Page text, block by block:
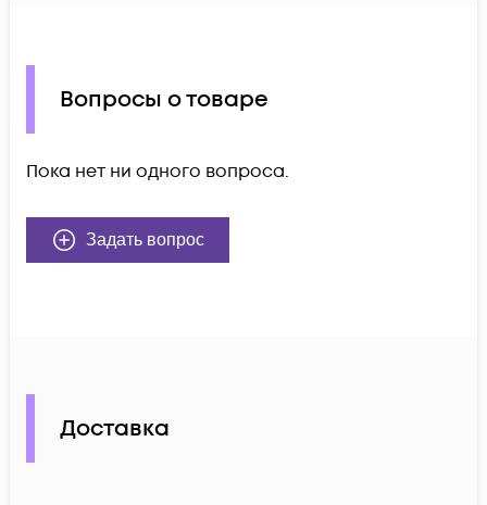
Вопросы о товаре
Пока нет ни одного вопроса.
Задать вопрос
Доставка